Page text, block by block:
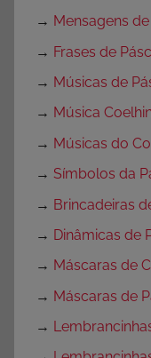
→ Mensagens
→ Frases de
→ Músicas de
→ Música
→ Músicas do
→ Símbolos da
→ Brincadeiras
→ Dinâmicas de
→ Máscaras de
→ Máscaras de
→